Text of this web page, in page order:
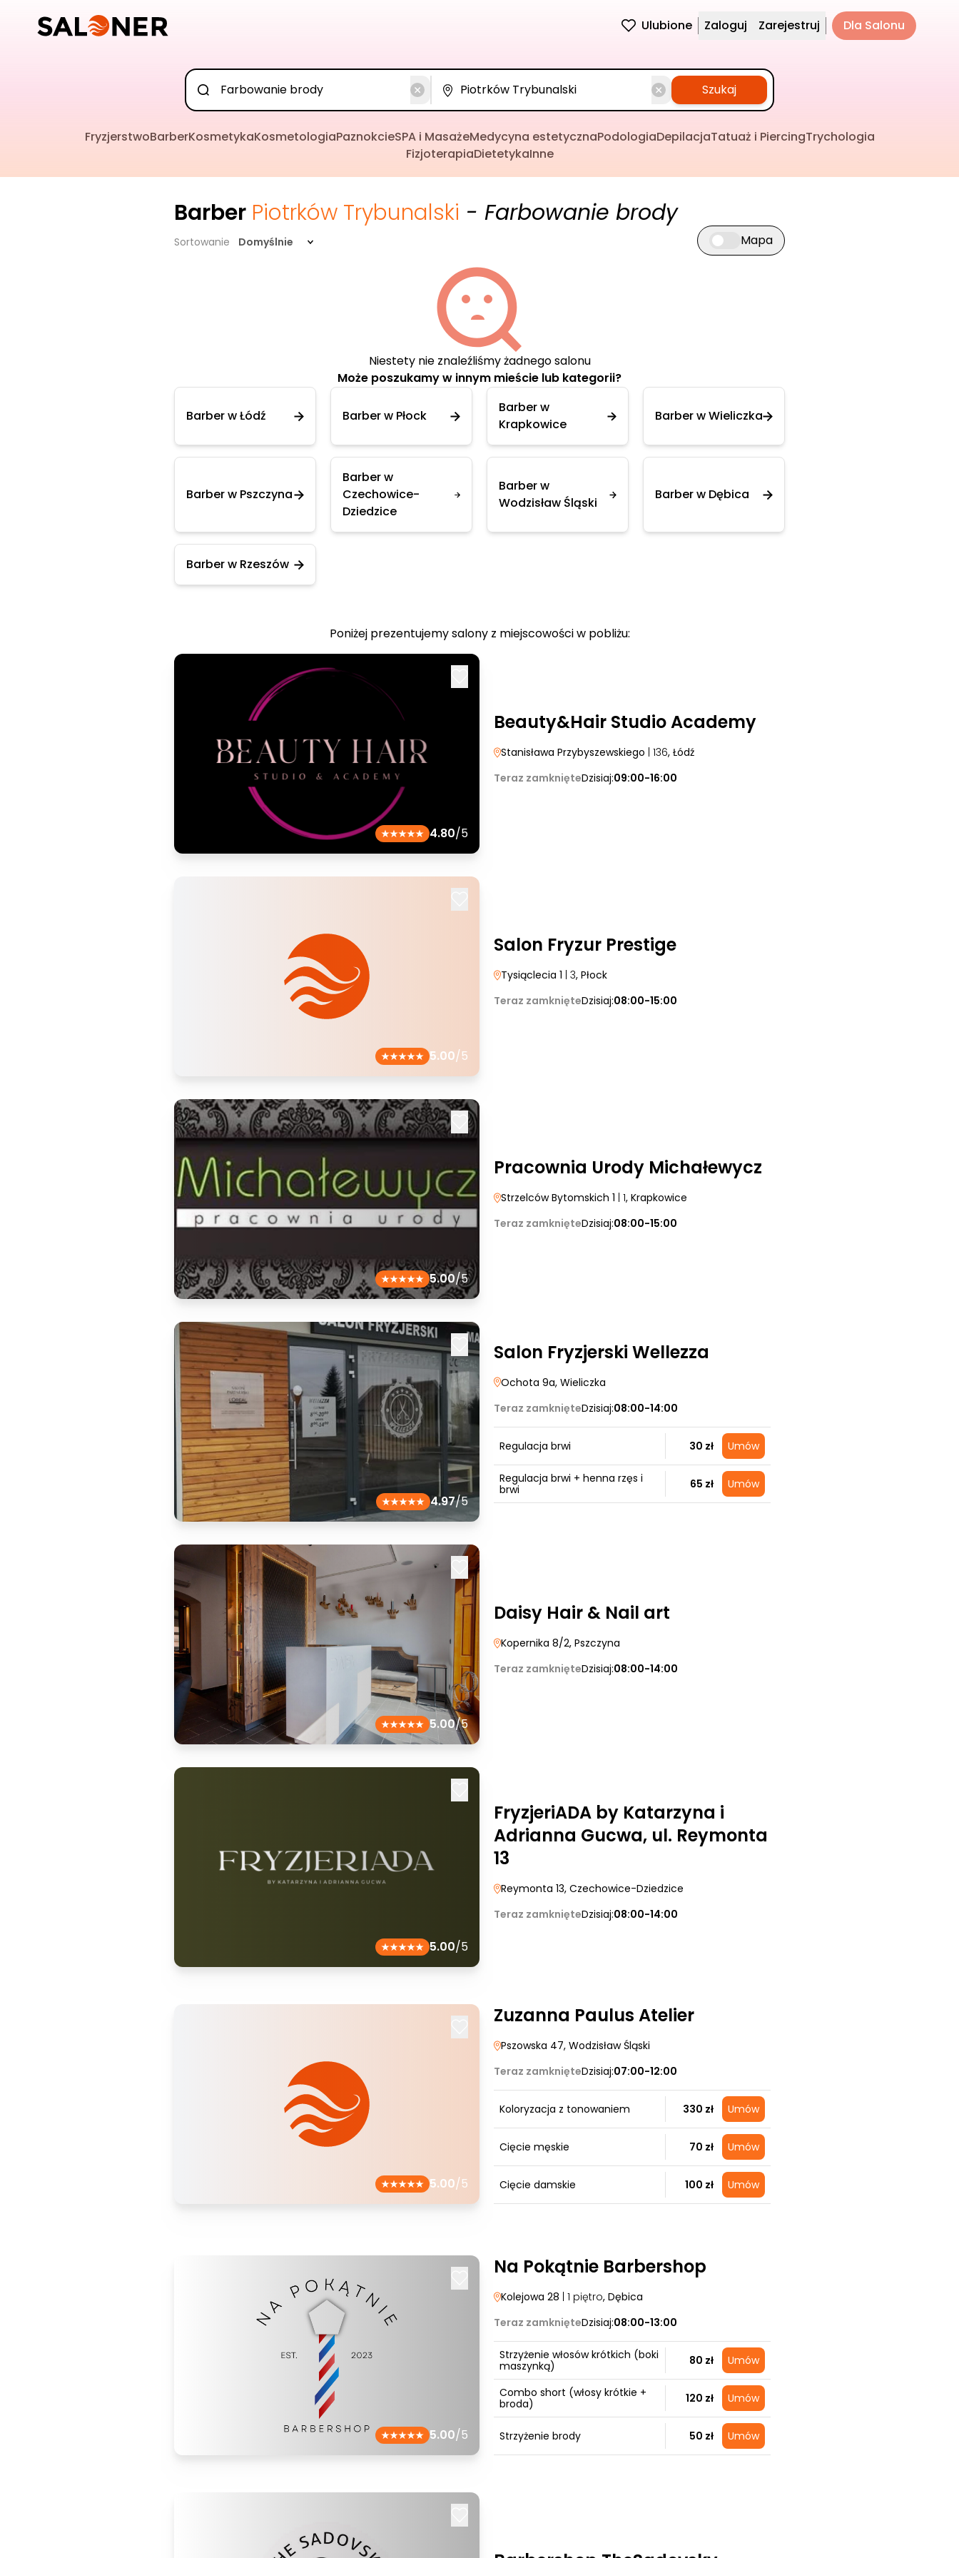
Ulubione Zaloguj Zarejestruj Dla Salonu
Szukaj
FryzjerstwoBarberKosmetykaKosmetologiaPaznokcieSPA i MasażeMedycyna estetycznaPodologiaDepilacjaTatuaż i PiercingTrychologia
FizjoterapiaDietetykaInne
Barber Piotrków Trybunalski - Farbowanie brody
Sortowanie Domyślnie Przełącz widok mapy
Mapa
Niestety nie znaleźliśmy żadnego salonu
Może poszukamy w innym mieście lub kategorii?
Barber w Łódź Barber w Płock
Barber w
Krapkowice
Barber w Wieliczka
Barber w Pszczyna
Barber w
Czechowice-
Dziedzice
Barber w
Wodzisław Śląski
Barber w Dębica
Barber w Rzeszów
Poniżej prezentujemy salony z miejscowości w pobliżu:
4.80/5
Beauty&Hair Studio Academy
Stanisława Przybyszewskiego | 136, Łódź
Teraz zamknięteDzisiaj:09:00-16:00
5.00/5
Salon Fryzur Prestige
Tysiąclecia 1 | 3, Płock
Teraz zamknięteDzisiaj:08:00-15:00
5.00/5
Pracownia Urody Michałewycz
Strzelców Bytomskich 1 | 1, Krapkowice
Teraz zamknięteDzisiaj:08:00-15:00
4.97/5
Salon Fryzjerski Wellezza
Ochota 9a, Wieliczka
Teraz zamknięteDzisiaj:08:00-14:00
Regulacja brwi 30 zł Umów
Regulacja brwi + henna rzęs i
brwi
65 zł Umów
5.00/5
Daisy Hair & Nail art
Kopernika 8/2, Pszczyna
Teraz zamknięteDzisiaj:08:00-14:00
5.00/5
FryzjeriADA by Katarzyna i
Adrianna Gucwa, ul. Reymonta
13
Reymonta 13, Czechowice-Dziedzice
Teraz zamknięteDzisiaj:08:00-14:00
5.00/5
Zuzanna Paulus Atelier
Pszowska 47, Wodzisław Śląski
Teraz zamknięteDzisiaj:07:00-12:00
Koloryzacja z tonowaniem 330 zł Umów
Cięcie męskie 70 zł Umów
Cięcie damskie 100 zł Umów
5.00/5
Na Pokątnie Barbershop
Kolejowa 28 | 1 piętro, Dębica
Teraz zamknięteDzisiaj:08:00-13:00
Strzyżenie włosów krótkich (boki
maszynką)
80 zł Umów
Combo short (włosy krótkie +
broda)
120 zł Umów
Strzyżenie brody 50 zł Umów